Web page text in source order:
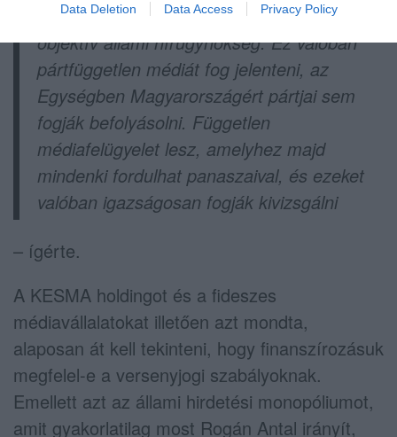
Data Deletion Data Access Privacy Policy
Nagyon fontos, hogy legyen egy független,
objektív állami hírügynökség. Ez valóban
pártfüggetlen médiát fog jelenteni, az
Egységben Magyarországért pártjai sem
fogják befolyásolni. Független
médiafelügyelet lesz, amelyhez majd
mindenki fordulhat panaszaival, és ezeket
valóban igazságosan fogják kivizsgálni
– ígérte.
A KESMA holdingot és a fideszes
médiavállalatokat illetően azt mondta,
alaposan át kell tekinteni, hogy finanszírozásuk
megfelel-e a versenyjogi szabályoknak.
Emellett azt az állami hirdetési monopóliumot,
amit gyakorlatilag most Rogán Antal irányít,